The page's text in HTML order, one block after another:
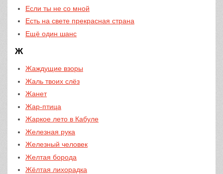
Если ты не со мной
Есть на свете прекрасная страна
Ещё один шанс
Ж
Жаждущие взоры
Жаль твоих слёз
Жанет
Жар-птица
Жаркое лето в Кабуле
Железная рука
Железный человек
Желтая борода
Жёлтая лихорадка